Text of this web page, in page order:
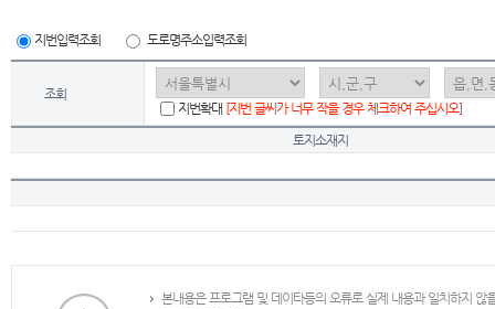
지번입력조회 도로명주소입력조회
조회
지번확대 [지번 글씨가 너무 작을 경우 체크하여 주십시오]
토지소재지
본내용은 프로그램 및 데이타등의 오류로 실제 내용과 일치하지